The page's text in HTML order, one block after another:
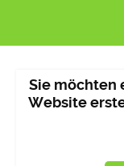
Sie möchten
Website